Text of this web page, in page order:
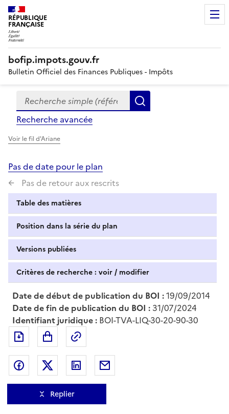
RÉPUBLIQUE
FRANÇAISE
bofip.impots.gouv.fr
Bulletin Officiel des Finances Publiques - Impôts
Formulaire
de
recherche
Recherche simple (références, mots clés, partie du
Recherche avancée
Voir le fil d'Ariane
Pas de date pour le plan
Pas de retour aux rescrits
Table des matières
Position dans la série du plan
Versions publiées
Critères de recherche : voir / modifier
Date de début de publication du BOI :19/09/2014
Date de fin de publication du BOI : 31/07/2024
Identifiant juridique : BOI-TVA-LIQ-30-20-90-30
Exporter le document au format pdf
Partager sur Facebook
Partager sur Twitter
Partager sur LinkedIn
Replier